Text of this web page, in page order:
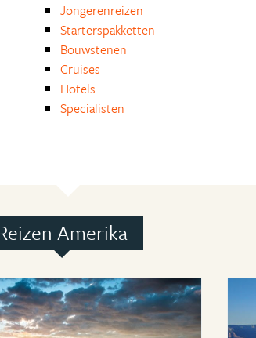
Jongerenreizen
Starterspakketten
Bouwstenen
Cruises
Hotels
Specialisten
Amerika